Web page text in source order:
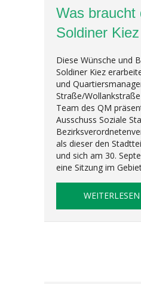
Was braucht
Soldiner Kiez
Diese Wünsche und
Soldiner Kiez
und
Straße/
Team des QM
Ausschuss Soziale
als dieser den
und sich am 30.
eine Sitzung im
WEITERLESEN